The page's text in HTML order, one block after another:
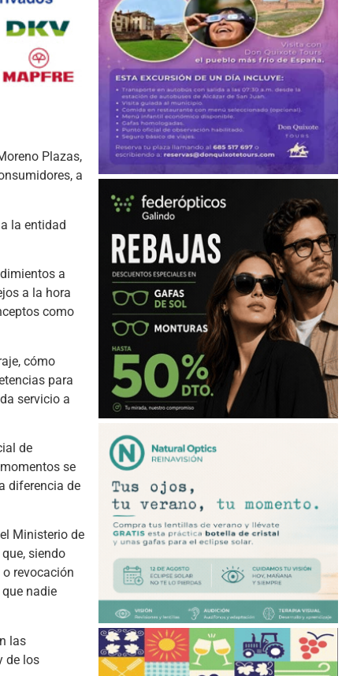
Plazas,
a
la entidad
a
a la hora
como
cómo
para
servicio a
de
se
diferencia de
Ministerio de
siendo
revocación
nadie
las
de los